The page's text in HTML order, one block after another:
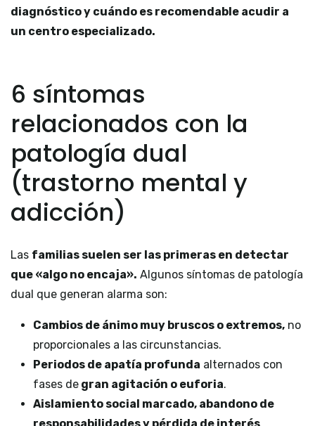
diagnóstico y cuándo es recomendable acudir a
un centro especializado.
6 síntomas
relacionados con la
patología dual
(trastorno mental y
adicción)
Las familias suelen ser las primeras en detectar
que «algo no encaja». Algunos síntomas de patología
dual que generan alarma son:
Cambios de ánimo muy bruscos o extremos, no
proporcionales a las circunstancias.
Periodos de apatía profunda alternados con
fases de gran agitación o euforia.
Aislamiento social marcado, abandono de